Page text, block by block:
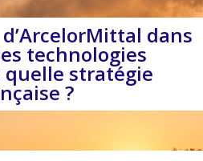
dans
technologies
quelle stratégie
?